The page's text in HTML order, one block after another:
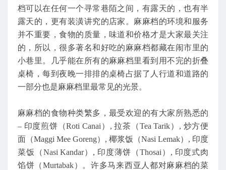
档可以在任何一个寻常巷陌之间，有露天的，也有半
露天的，更有装潢讲究的店家。麻麻档的环境和服务
并不重要，食物的质量，味道和价格才是大家最关注
的，所以，很多著名和好吃的麻麻档都藏在闹市里的
小巷里。几乎能在所有的麻麻档里看到用不完的折叠
桌椅，每到夜晚一排排的桌椅占据了人行道和道路的
一部分也是麻麻档里最常见的光景。
麻麻档的食物种类繁多，最受欢迎的有大家所熟悉的
– 印度煎饼（Roti Canai）, 拉茶（Tea Tarik）, 炒方便
面（Maggi Mee Goreng）, 椰浆饭（Nasi Lemak）, 印度
菜饭（Nasi Kandar）, 印度薄饼（Thosai）, 印度式肉
馅饼（Murtabak）。许多马来西亚人都对麻麻档的菜